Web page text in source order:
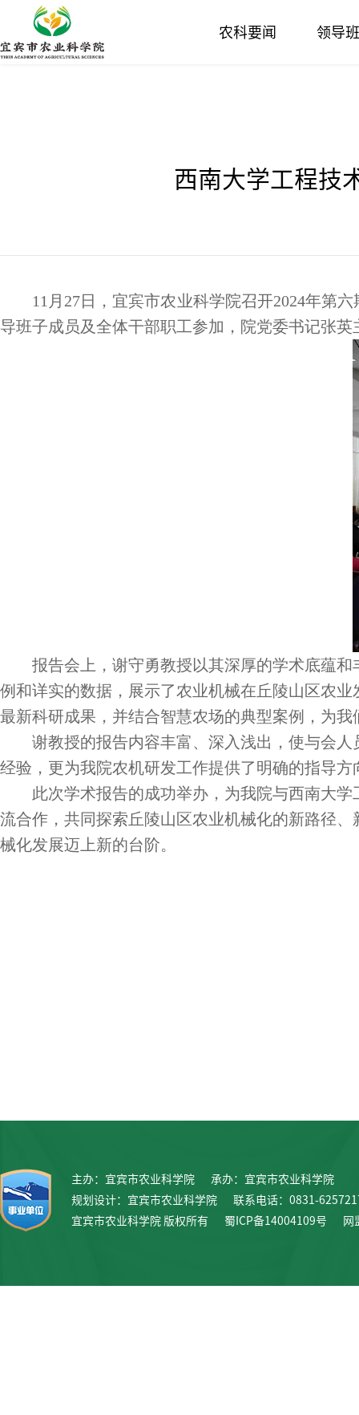
农科要闻 领导
西南大学工程技
11月27日，宜宾市农业科学院召开2024年第
导班子成员及全体干部职工参加，院党委书记张英
报告会上，谢守勇教授以其深厚的学术底蕴
例和详实的数据，展示了农业机械在丘陵山区农
最新科研成果，并结合智慧农场的典型案例，为
谢教授的报告内容丰富、深入浅出，使与会
经验，更为我院农机研发工作提供了明确的指导方
此次学术报告的成功举办，为我院与西南大
流合作，共同探索丘陵山区农业机械化的新路径
械化发展迈上新的台阶。
主办：宜宾市农业科学院
承办：宜宾市农业科学院
规划设计：宜宾市农业科学院
联系电话：0831-
宜宾市农业科学院 版权所有
蜀ICP备14004109号 网